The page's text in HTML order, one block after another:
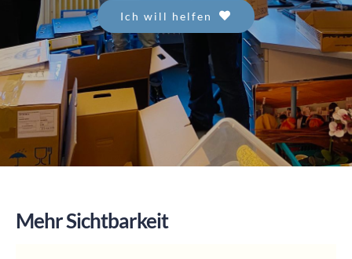
SPENDEN
Ich will helfen
Mehr Sichtbarkeit